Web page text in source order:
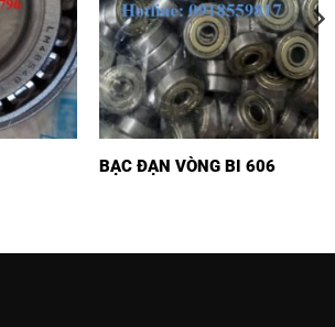
BẠC ĐẠN VÒNG BI 606